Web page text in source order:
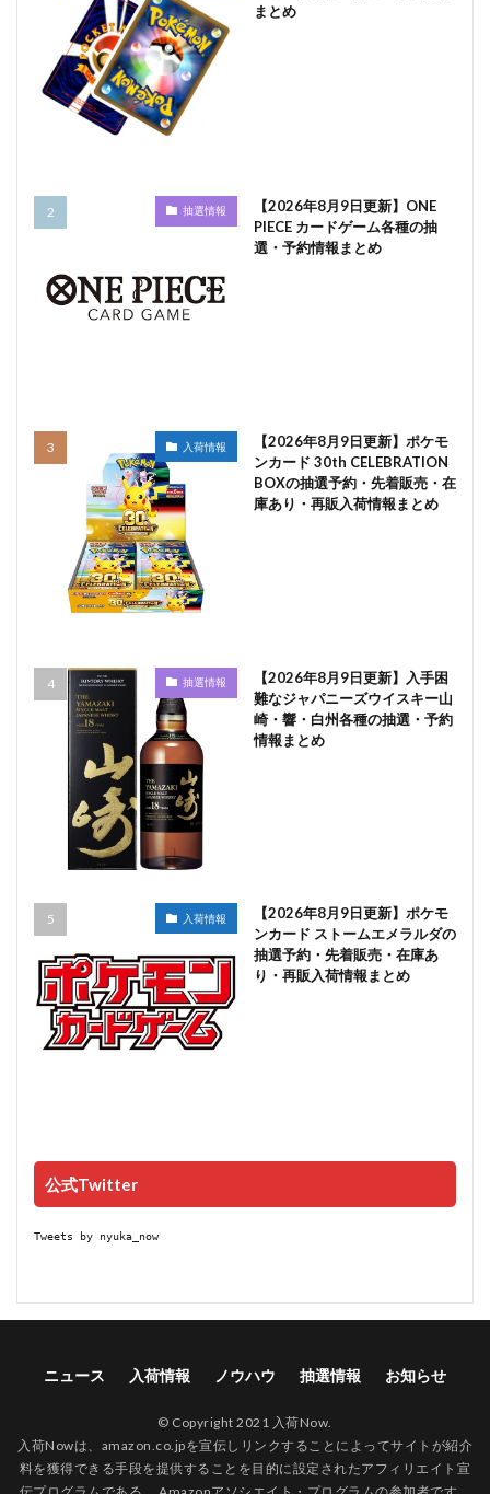
まとめ
抽選情報
【2026年8月9日更新】ONE
PIECE カードゲーム各種の抽
選・予約情報まとめ
入荷情報
【2026年8月9日更新】ポケモ
ンカード 30th CELEBRATION
BOXの抽選予約・先着販売・在
庫あり・再販入荷情報まとめ
抽選情報
【2026年8月9日更新】入手困
難なジャパニーズウイスキー山
崎・響・白州各種の抽選・予約
情報まとめ
入荷情報
【2026年8月9日更新】ポケモ
ンカード ストームエメラルダの
抽選予約・先着販売・在庫あ
り・再販入荷情報まとめ
公式Twitter
Tweets by nyuka_now
ニュース 入荷情報 ノウハウ 抽選情報 お知らせ
© Copyright 2021 入荷Now.
入荷Nowは、amazon.co.jpを宣伝しリンクすることによってサイトが紹介
料を獲得できる手段を提供することを目的に設定されたアフィリエイト宣
伝プログラムである、 Amazonアソシエイト・プログラムの参加者です。